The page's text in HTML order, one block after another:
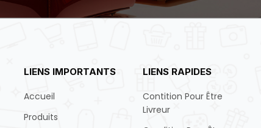
LIENS IMPORTANTS
Accueil
Produits
LIENS RAPIDES
Contition Pour Être
Livreur